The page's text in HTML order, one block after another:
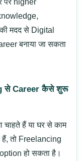
मदद से Digital
बनाया जा सकता
से Career कैसे शुरू
हैं या घर से काम
तो Freelancing
हो सकता है।